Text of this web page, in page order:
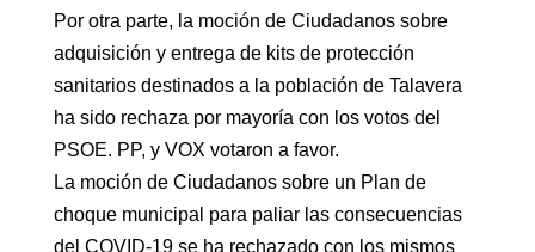
Por otra parte, la moción de Ciudadanos sobre
adquisición y entrega de kits de protección
sanitarios destinados a la población de Talavera
ha sido rechaza por mayoría con los votos del
PSOE. PP, y VOX votaron a favor.
La moción de Ciudadanos sobre un Plan de
choque municipal para paliar las consecuencias
del COVID-19 se ha rechazado con los mismos